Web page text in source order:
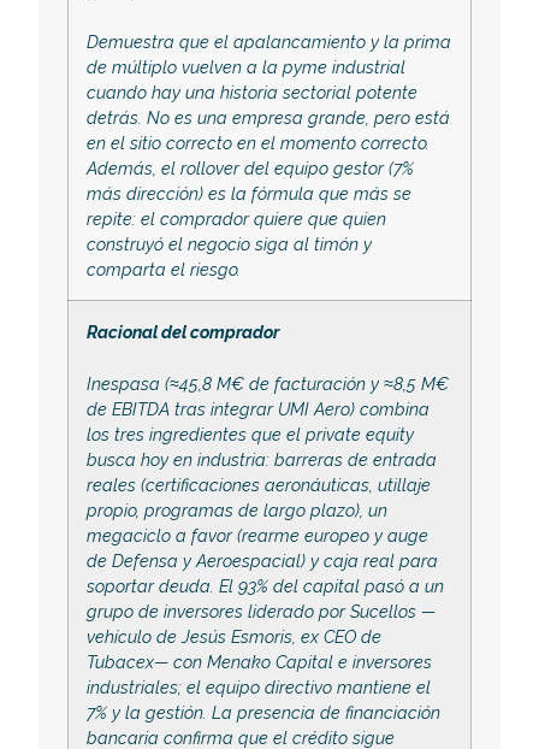
Demuestra que el apalancamiento y la prima
de múltiplo vuelven a la pyme industrial
cuando hay una historia sectorial potente
detrás. No es una empresa grande, pero está
en el sitio correcto en el momento correcto.
Además, el rollover del equipo gestor (7%
más dirección) es la fórmula que más se
repite: el comprador quiere que quien
construyó el negocio siga al timón y
comparta el riesgo.
Racional del comprador
Inespasa (≈45,8 M€ de facturación y ≈8,5 M€
de EBITDA tras integrar UMI Aero) combina
los tres ingredientes que el private equity
busca hoy en industria: barreras de entrada
reales (certificaciones aeronáuticas, utillaje
propio, programas de largo plazo), un
megaciclo a favor (rearme europeo y auge
de Defensa y Aeroespacial) y caja real para
soportar deuda. El 93% del capital pasó a un
grupo de inversores liderado por Sucellos —
vehículo de Jesús Esmoris, ex CEO de
Tubacex— con Menako Capital e inversores
industriales; el equipo directivo mantiene el
7% y la gestión. La presencia de financiación
bancaria confirma que el crédito sigue